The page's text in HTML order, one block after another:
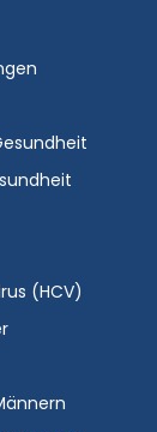
(HCV)